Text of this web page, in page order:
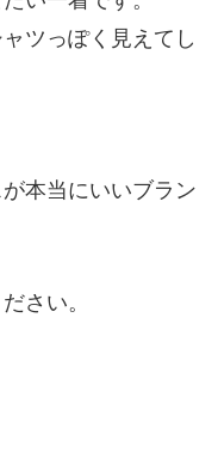
ツっぽく見えてし
本当にいいブラン
さい。